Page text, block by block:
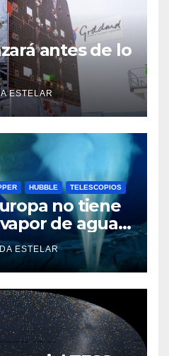
antes de lo
ESTELAR
HUBBLE TELESCOPIOS
no tiene
de agua
ESTELAR